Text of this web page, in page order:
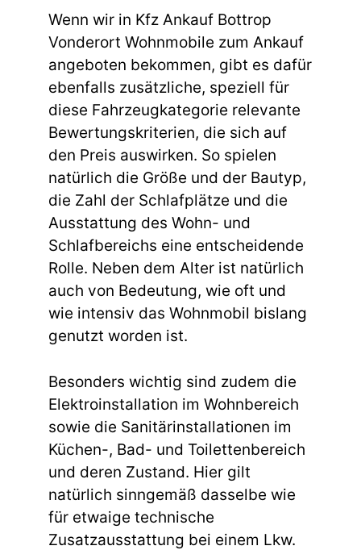
Wenn wir in Kfz Ankauf Bottrop
Vonderort Wohnmobile zum Ankauf
angeboten bekommen, gibt es dafür
ebenfalls zusätzliche, speziell für
diese Fahrzeugkategorie relevante
Bewertungskriterien, die sich auf
den Preis auswirken. So spielen
natürlich die Größe und der Bautyp,
die Zahl der Schlafplätze und die
Ausstattung des Wohn- und
Schlafbereichs eine entscheidende
Rolle. Neben dem Alter ist natürlich
auch von Bedeutung, wie oft und
wie intensiv das Wohnmobil bislang
genutzt worden ist.
Besonders wichtig sind zudem die
Elektroinstallation im Wohnbereich
sowie die Sanitärinstallationen im
Küchen-, Bad- und Toilettenbereich
und deren Zustand. Hier gilt
natürlich sinngemäß dasselbe wie
für etwaige technische
Zusatzausstattung bei einem Lkw.